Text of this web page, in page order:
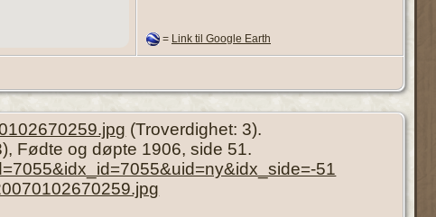
= Link til Google Earth
(Troverdighet: 3).
Fødte og døpte 1906, side 51.
51